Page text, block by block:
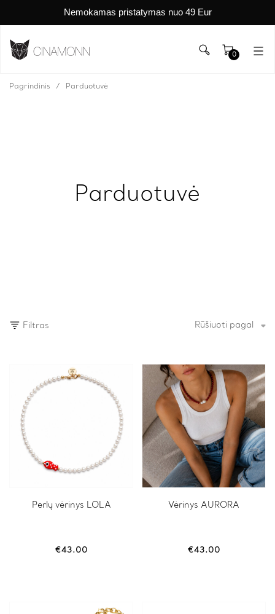
Nemokamas pristatymas nuo 49 Eur
0
Parduotuvė
Pagrindinis Parduotuvė
Filtras Rūšiuoti pagal
Perlų vėrinys LOLA
€43.00
Vėrinys AURORA
€43.00